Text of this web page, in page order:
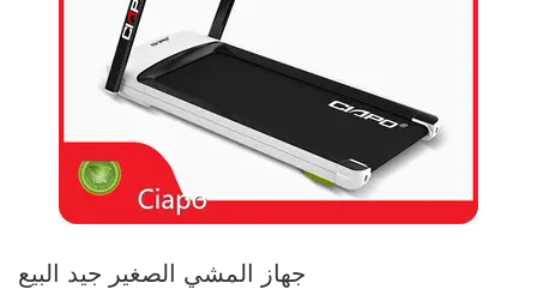
جهاز المشي الصغير جيد البيع